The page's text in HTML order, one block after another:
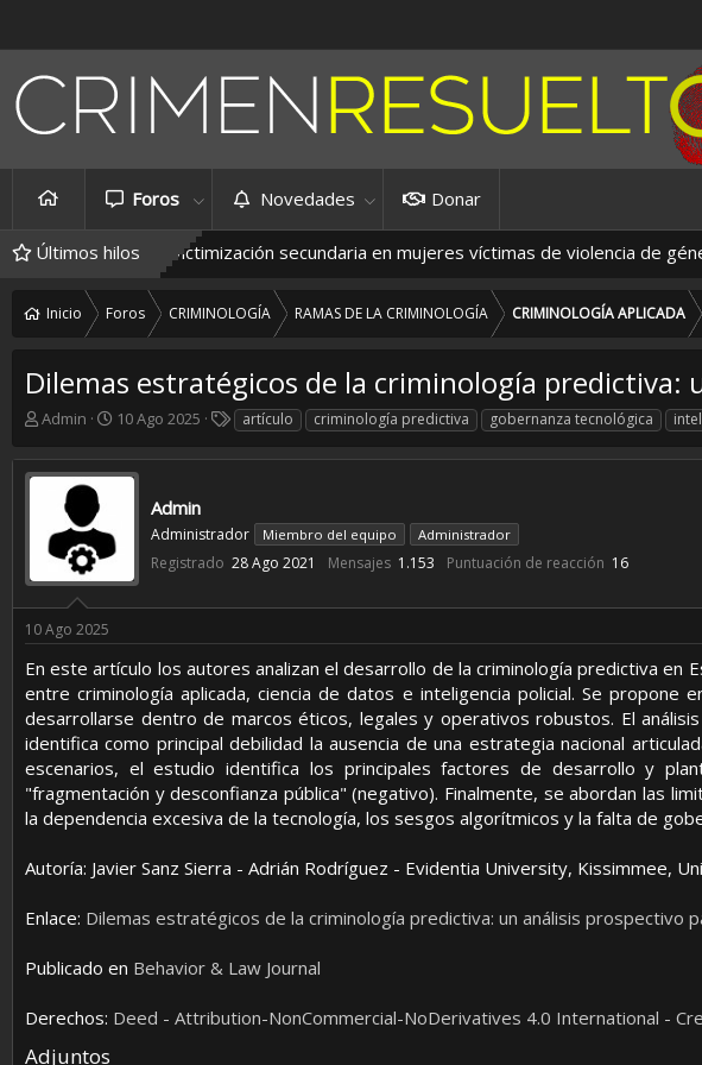
Foros Novedades Donar
Últimos hilos
debe? La victimización secundaria en mujeres víctimas de violencia de género:
Inicio Foros CRIMINOLOGÍA RAMAS DE LA CRIMINOLOGÍA CRIMINOLOGÍA APLICADA
Dilemas estratégicos de la criminología predictiva:
A
t
o
Admin
F
c
h
e
n
i
o
10 Ago 2025
E
t
i
t
a
artículo criminología predictiva gobernanza tecnológica
Admin
Administrador Miembro del equipo Administrador
Registrado 28 Ago 2021 Mensajes 1.153 Puntuación de reacción 16
10 Ago 2025
En este artículo los autores analizan el desarrollo de la criminología predictiva
entre criminología aplicada, ciencia de datos e inteligencia policial. Se
desarrollarse dentro de marcos éticos, legales y operativos robustos. El
identifica como principal debilidad la ausencia de una estrategia nacional
escenarios, el estudio identifica los principales factores de desarrollo y
"fragmentación y desconfianza pública" (negativo). Finalmente, se abordan las
la dependencia excesiva de la tecnología, los sesgos algorítmicos y la falta de
Autoría: Javier Sanz Sierra - Adrián Rodríguez - Evidentia University, Kissimmee,
Enlace: Dilemas estratégicos de la criminología predictiva: un análisis prospectivo
Publicado en Behavior & Law Journal
Derechos: Deed - Attribution-NonCommercial-NoDerivatives 4.0 International -
Adjuntos